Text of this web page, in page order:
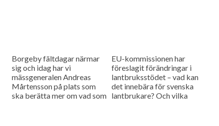
Borgeby fältdagar närmar
sig och idag har vi
mässgeneralen Andreas
Mårtensson på plats som
ska berätta mer om vad som
EU-kommissionen har
föreslagit förändringar i
lantbruksstödet – vad kan
det innebära för svenska
lantbrukare? Och vilka